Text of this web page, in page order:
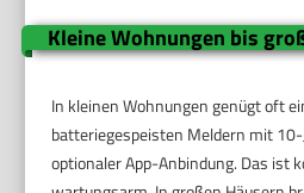
Kleine Wohnungen bis
In kleinen Wohnungen genügt oft
batteriegespeisten Meldern mit
optionaler App-Anbindung. Das ist